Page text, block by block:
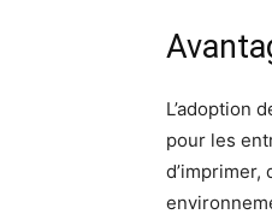
L’adoption
pour les
d’imprimer,